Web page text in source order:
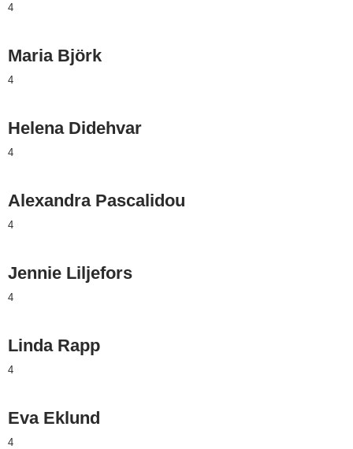
4
Maria Björk
4
Helena Didehvar
4
Alexandra Pascalidou
4
Jennie Liljefors
4
Linda Rapp
4
Eva Eklund
4